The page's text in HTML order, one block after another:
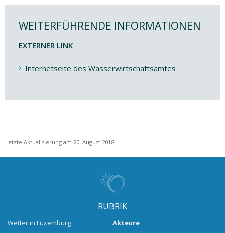
WEITERFÜHRENDE INFORMATIONEN
EXTERNER LINK
Internetseite des Wasserwirtschaftsamtes
Letzte Aktualisierung am 20. August 2018
RUBRIK
Wetter in Luxemburg
Akteure